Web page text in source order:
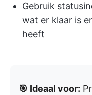
Gebruik
wat er klaar is
heeft
🎯 Ideaal voor: